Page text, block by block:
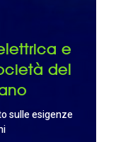
e
del
sulle esigenze